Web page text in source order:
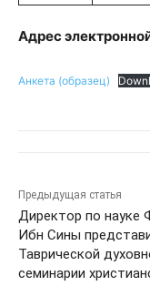
Адрес
Анкета (образец)
Предыдущая статья
Директор по науке
Ибн Сины
Таврической
семинарии